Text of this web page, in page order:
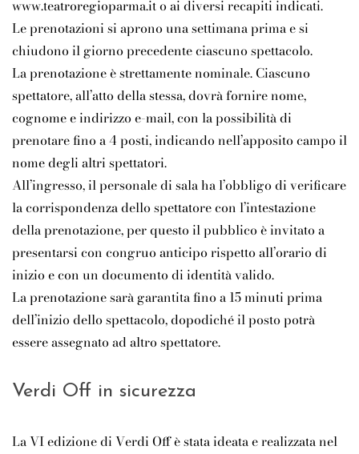
www.teatroregioparma.it o ai diversi recapiti indicati.
Le prenotazioni si aprono una settimana prima e si
chiudono il giorno precedente ciascuno spettacolo.
La prenotazione è strettamente nominale. Ciascuno
spettatore, all’atto della stessa, dovrà fornire nome,
cognome e indirizzo e-mail, con la possibilità di
prenotare fino a 4 posti, indicando nell’apposito campo il
nome degli altri spettatori.
All’ingresso, il personale di sala ha l’obbligo di verificare
la corrispondenza dello spettatore con l’intestazione
della prenotazione, per questo il pubblico è invitato a
presentarsi con congruo anticipo rispetto all’orario di
inizio e con un documento di identità valido.
La prenotazione sarà garantita fino a 15 minuti prima
dell’inizio dello spettacolo, dopodiché il posto potrà
essere assegnato ad altro spettatore.
Verdi Off in sicurezza
La VI edizione di Verdi Off è stata ideata e realizzata nel